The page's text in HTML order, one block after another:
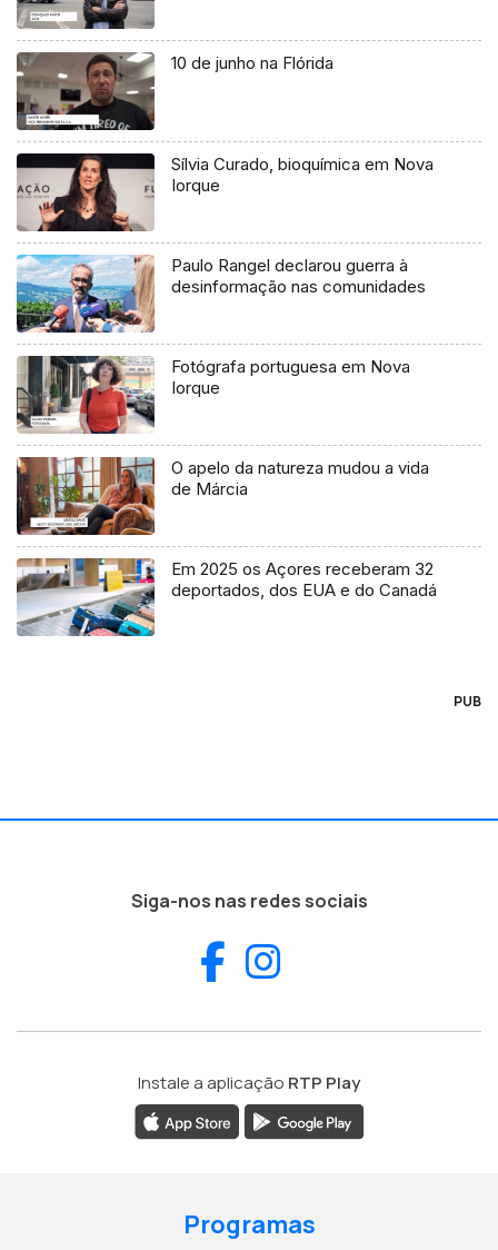
10 de junho na Flórida
Sílvia Curado, bioquímica em Nova
Iorque
Paulo Rangel declarou guerra à
desinformação nas comunidades
Fotógrafa portuguesa em Nova
Iorque
O apelo da natureza mudou a vida
de Márcia
Em 2025 os Açores receberam 32
deportados, dos EUA e do Canadá
PUB
Siga-nos nas redes sociais
Facebook
Instale a aplicação RTP Play
Programas